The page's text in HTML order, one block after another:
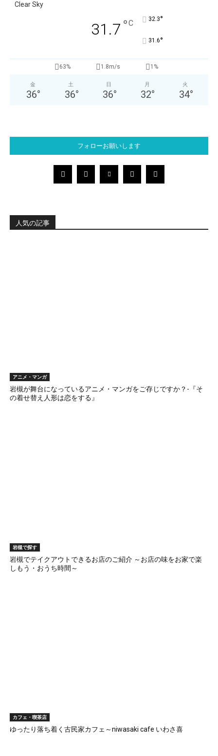
Clear Sky
31.7 °C 32.3°
31.6°
63% 1.8m/s 1%
金
36°
土
36°
日
36°
月
32°
火
34°
フォローお願いします
人気の記事
アニメ・マンガ
岩槻が舞台になっているアニメ・マンガをご存じですか？-『そ
の着せ替え人形は恋をする』
岩槻で探す
岩槻でテイクアウトできるお店のご紹介 ～お店の味をお家で楽
しもう・おうち時間～
カフェ・喫茶店
ゆったり落ち着く古民家カフェ～niwasaki cafe いわさ喜